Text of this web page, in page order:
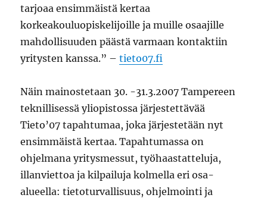
tarjoaa ensimmäistä kertaa
korkeakouluopiskelijoille ja muille osaajille
mahdollisuuden päästä varmaan kontaktiin
yritysten kanssa.” –tieto07.fi
Näin mainostetaan 30. -31.3.2007 Tampereen
teknillisessä yliopistossa järjestettävää
Tieto’07 tapahtumaa, joka järjestetään nyt
ensimmäistä kertaa. Tapahtumassa on
ohjelmana yritysmessut, työhaastatteluja,
illanviettoa ja kilpailuja kolmella eri osa-
alueella: tietoturvallisuus, ohjelmointi ja